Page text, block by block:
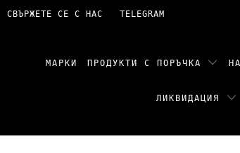
СВЪРЖЕТЕ СЕ С НАС TELEGRAM
МАРКИ ПРОДУКТИ С ПОРЪЧКА
ЛИКВИДАЦИЯ